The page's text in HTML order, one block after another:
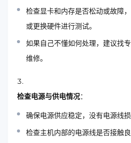
检查显卡和内存是否松动或故障
或更换硬件进行测试。
如果自己不懂如何处理，建议找
维修。
检查电源与供电情况：
确保电源供应稳定，没有电源线损
检查主机内部的电源线是否接触良